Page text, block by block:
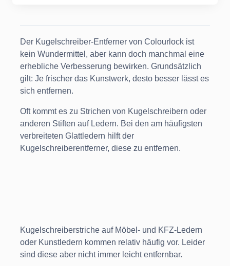
Der Kugelschreiber-Entferner von Colourlock ist
kein Wundermittel, aber kann doch manchmal eine
erhebliche Verbesserung bewirken. Grundsätzlich
gilt: Je frischer das Kunstwerk, desto besser lässt es
sich entfernen.
Oft kommt es zu Strichen von Kugelschreibern oder
anderen Stiften auf Ledern. Bei den am häufigsten
verbreiteten Glattledern hilft der
Kugelschreiberentferner, diese zu entfernen.
Kugelschreiberstriche auf Möbel- und KFZ-Ledern
oder Kunstledern kommen relativ häufig vor. Leider
sind diese aber nicht immer leicht entfernbar.